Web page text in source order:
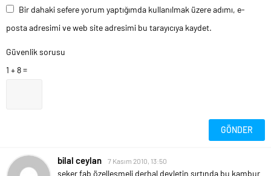
Bir dahaki sefere yorum yaptığımda kullanılmak üzere adımı, e-
posta adresimi ve web site adresimi bu tarayıcıya kaydet.
Güvenlik sorusu
1 + 8 =
bilal ceylan 7 Kasım 2010, 13:50
şeker fab özelleşmeli derhal devletin sırtında bu kambur